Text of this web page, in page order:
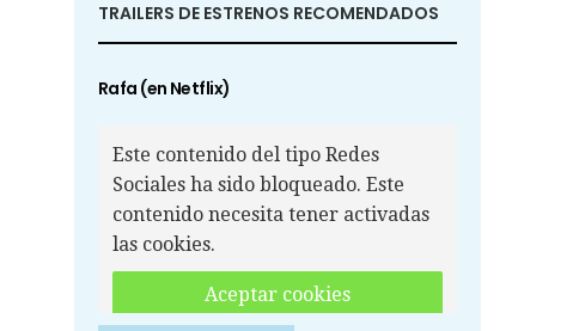
TRAILERS DE ESTRENOS RECOMENDADOS
Rafa (en Netflix)
Este contenido del tipo Redes
Sociales ha sido bloqueado. Este
contenido necesita tener activadas
las cookies.
Aceptar cookies